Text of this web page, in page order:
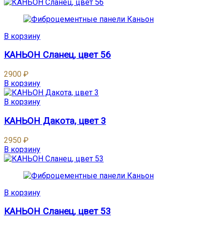
В корзину
КАНЬОН Сланец, цвет 56
2900 ₽
В корзину
В корзину
КАНЬОН Дакота, цвет 3
2950 ₽
В корзину
В корзину
КАНЬОН Сланец, цвет 53